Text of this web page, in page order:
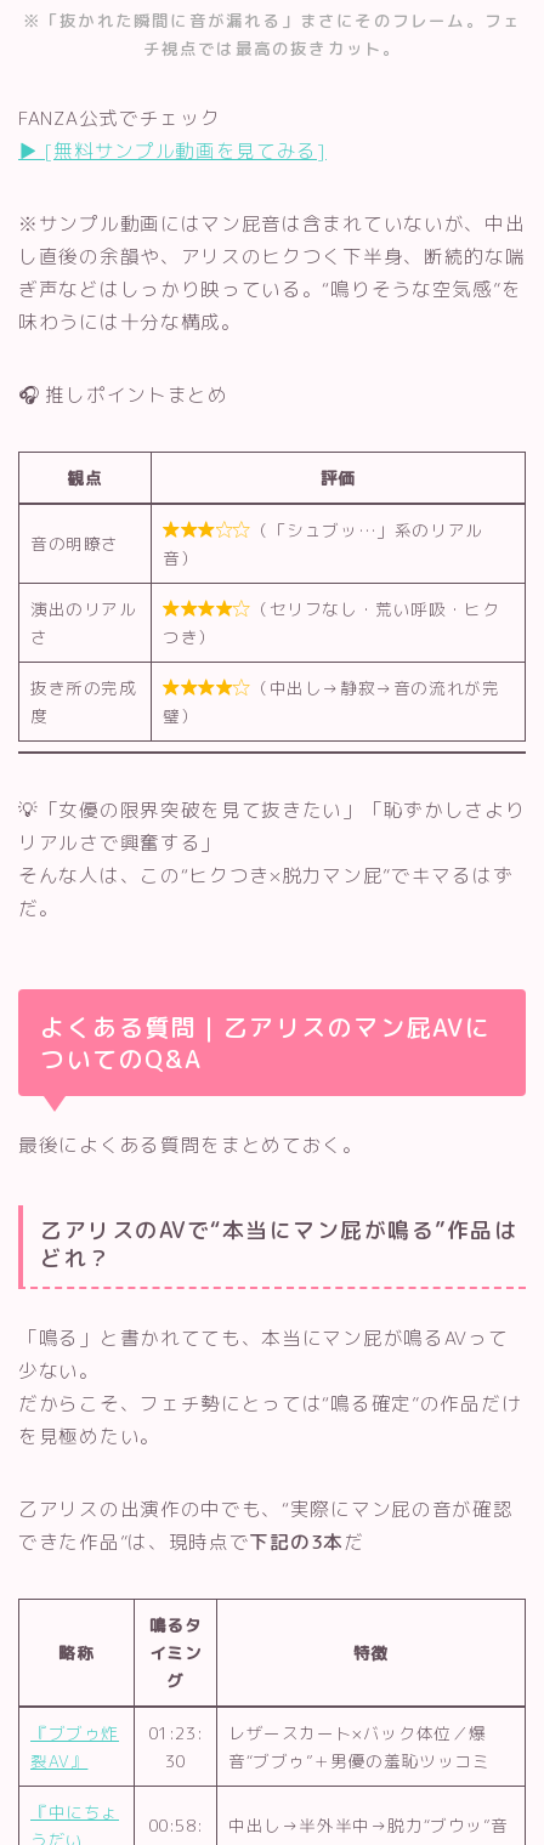
※「抜かれた瞬間に音が漏れる」まさにそのフレーム。フェ
チ視点では最高の抜きカット。
FANZA公式でチェック
▶︎ [無料サンプル動画を見てみる]
※サンプル動画にはマン屁音は含まれていないが、中出
し直後の余韻や、アリスのヒクつく下半身、断続的な喘
ぎ声などはしっかり映っている。“鳴りそうな空気感”を
味わうには十分な構成。
🎧 推しポイントまとめ
観点 評価
音の明瞭さ

（「シュブッ…」系のリアル
音）
演出のリアル
さ

（セリフなし・荒い呼吸・ヒク
つき）
抜き所の完成
度

（中出し→静寂→音の流れが完
璧）
💡「女優の限界突破を見て抜きたい」「恥ずかしさより
リアルさで興奮する」
そんな人は、この“ヒクつき×脱力マン屁”でキマるはず
だ。
よくある質問｜乙アリスのマン屁AVに
ついてのQ&A
最後によくある質問をまとめておく。
乙アリスのAVで“本当にマン屁が鳴る”作品は
どれ？
「鳴る」と書かれてても、本当にマン屁が鳴るAVって
少ない。
だからこそ、フェチ勢にとっては“鳴る確定”の作品だけ
を見極めたい。
乙アリスの出演作の中でも、“実際にマン屁の音が確認
できた作品”は、現時点で下記の3本だ
略称
鳴るタ
イミン
グ
特徴
『ブブゥ炸
裂AV』
01:23:
30
レザースカート×バック体位／爆
音“ブブゥ”＋男優の羞恥ツッコミ
『中にちょ
うだい
00:58:
中出し→半外半中→脱力“ブウッ”音